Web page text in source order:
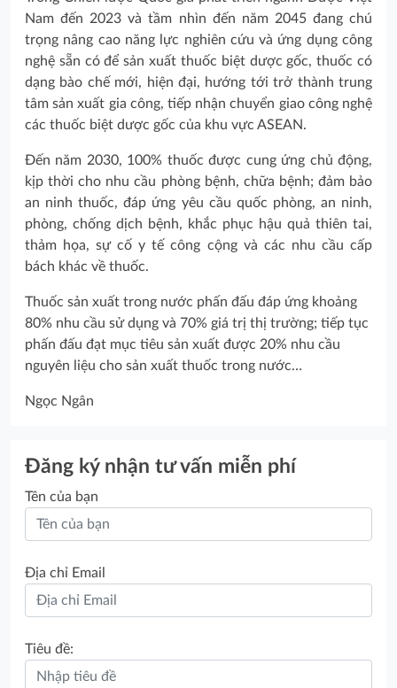
Nam đến 2023 và tầm nhìn đến năm 2045 đang chú
trọng nâng cao năng lực nghiên cứu và ứng dụng công
nghệ sẵn có để sản xuất thuốc biệt dược gốc, thuốc có
dạng bào chế mới, hiện đại, hướng tới trở thành trung
tâm sản xuất gia công, tiếp nhận chuyển giao công nghệ
các thuốc biệt dược gốc của khu vực ASEAN.
Đến năm 2030, 100% thuốc được cung ứng chủ động,
kịp thời cho nhu cầu phòng bệnh, chữa bệnh; đảm bảo
an ninh thuốc, đáp ứng yêu cầu quốc phòng, an ninh,
phòng, chống dịch bệnh, khắc phục hậu quả thiên tai,
thảm họa, sự cố y tế công cộng và các nhu cầu cấp
bách khác về thuốc.
Thuốc sản xuất trong nước phấn đấu đáp ứng khoảng
80% nhu cầu sử dụng và 70% giá trị thị trường; tiếp tục
phấn đấu đạt mục tiêu sản xuất được 20% nhu cầu
nguyên liệu cho sản xuất thuốc trong nước…
Ngọc Ngân
Đăng ký nhận tư vấn miễn phí
Tên của bạn
Địa chỉ Email
Tiêu đề: